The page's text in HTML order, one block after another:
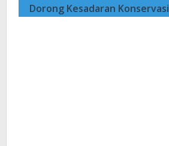
Dorong Kesadaran Konservasi